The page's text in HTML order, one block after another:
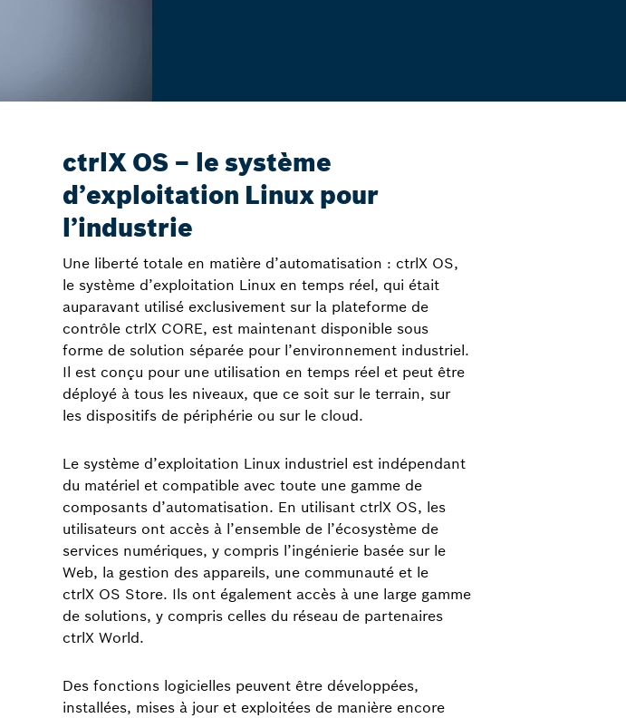
ctrlX OS – le système
d’exploitation Linux pour
l’industrie
Une liberté totale en matière d’automatisation : ctrlX OS,
le système d’exploitation Linux en temps réel, qui était
auparavant utilisé exclusivement sur la plateforme de
contrôle ctrlX CORE, est maintenant disponible sous
forme de solution séparée pour l’environnement industriel.
Il est conçu pour une utilisation en temps réel et peut être
déployé à tous les niveaux, que ce soit sur le terrain, sur
les dispositifs de périphérie ou sur le cloud.
Le système d’exploitation Linux industriel est indépendant
du matériel et compatible avec toute une gamme de
composants d’automatisation. En utilisant ctrlX OS, les
utilisateurs ont accès à l’ensemble de l’écosystème de
services numériques, y compris l’ingénierie basée sur le
Web, la gestion des appareils, une communauté et le
ctrlX OS Store. Ils ont également accès à une large gamme
de solutions, y compris celles du réseau de partenaires
ctrlX World.
Des fonctions logicielles peuvent être développées,
installées, mises à jour et exploitées de manière encore